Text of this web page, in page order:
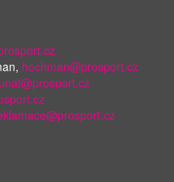
hochman@prosport.cz